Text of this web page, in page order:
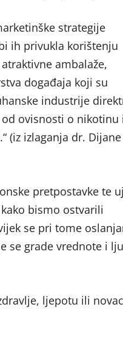
strategije
ih privukla korištenju
ambalaže,
događaja koji su
industrije
od ovisnosti o nikotinu i
(iz izlaganja dr. Dijane
pretpostavke te
bismo ostvarili
se pri tome
se grade vrednote i
ljepotu ili